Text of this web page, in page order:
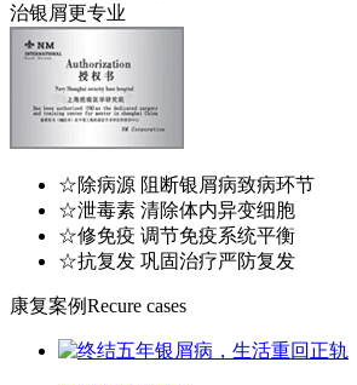
治银屑更专业
☆除病源 阻断银屑病致病环节
☆泄毒素 清除体内异变细胞
☆修免疫 调节免疫系统平衡
☆抗复发 巩固治疗严防复发
康复案例Recure cases